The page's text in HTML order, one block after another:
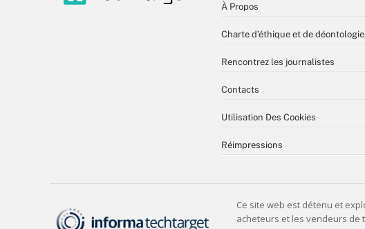
À Propos
Charte d’éthique et de déontologie
Rencontrez les journalistes
Contacts
Utilisation Des Cookies
Réimpressions